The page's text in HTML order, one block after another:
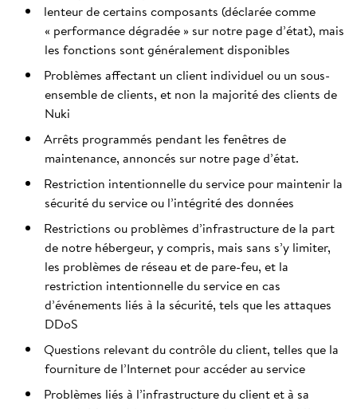
lenteur de certains composants (déclarée comme
« performance dégradée » sur notre page d’état), mais
les fonctions sont généralement disponibles
Problèmes affectant un client individuel ou un sous-
ensemble de clients, et non la majorité des clients de
Nuki
Arrêts programmés pendant les fenêtres de
maintenance, annoncés sur notre page d’état.
Restriction intentionnelle du service pour maintenir la
sécurité du service ou l’intégrité des données
Restrictions ou problèmes d’infrastructure de la part
de notre hébergeur, y compris, mais sans s’y limiter,
les problèmes de réseau et de pare-feu, et la
restriction intentionnelle du service en cas
d’événements liés à la sécurité, tels que les attaques
DDoS
Questions relevant du contrôle du client, telles que la
fourniture de l’Internet pour accéder au service
Problèmes liés à l’infrastructure du client et à sa